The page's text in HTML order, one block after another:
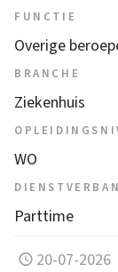
FUNCTIE
Overige
BRANCHE
Ziekenhuis
WO
Parttime
20-07-2026